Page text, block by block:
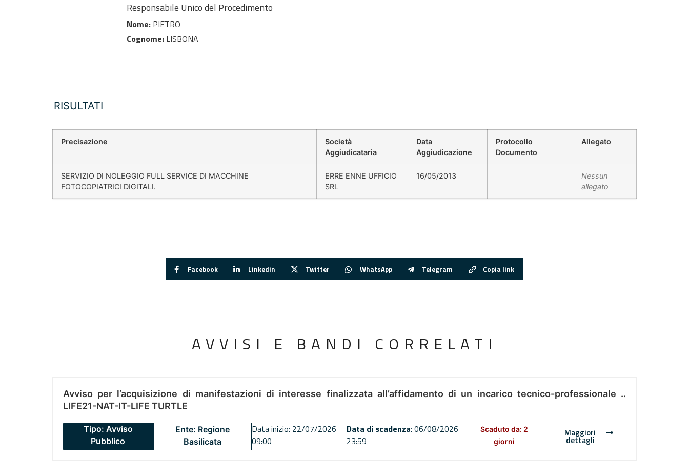
Responsabile Unico del Procedimento
Nome: PIETRO
Cognome: LISBONA
RISULTATI
Precisazione
Società
Aggiudicataria
Data
Aggiudicazione
Protocollo
Documento
Allegato
SERVIZIO DI NOLEGGIO FULL SERVICE DI MACCHINE
FOTOCOPIATRICI DIGITALI.
ERRE ENNE UFFICIO
SRL
16/05/2013
Nessun
allegato
Facebook Linkedin Twitter WhatsApp Telegram Copia link
AVVISI E BANDI CORRELATI
Avviso per l’acquisizione di manifestazioni di interesse finalizzata all’affidamento di un incarico tecnico-professionale ..
LIFE21-NAT-IT-LIFE TURTLE
Tipo: Avviso
Pubblico
Ente: Regione
Basilicata
Data inizio: 22/07/2026
09:00
Data di scadenza: 06/08/2026
23:59
Scaduto da: 2
giorni
Maggiori
dettagli